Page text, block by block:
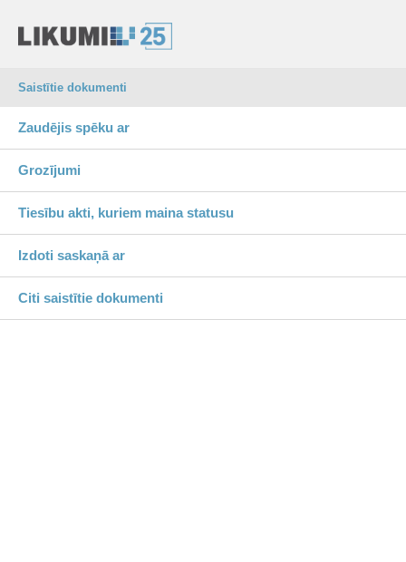
Saistītie dokumenti
Zaudējis spēku ar
Grozījumi
Tiesību akti, kuriem maina statusu
Izdoti saskaņā ar
Citi saistītie dokumenti